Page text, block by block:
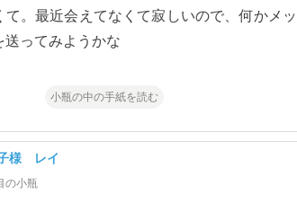
て。最近会えてなくて寂しいので、何かメッ
送ってみようかな
小瓶の中の手紙を読む
様 レイ
の小瓶